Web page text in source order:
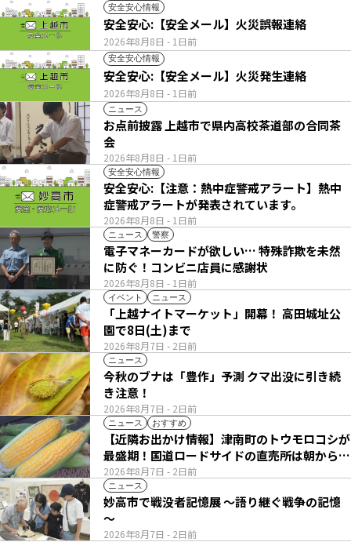
安全安心情報
2026年8月8日 - 1日前
安全安心:【安全メール】火災誤報連絡
安全安心情報
2026年8月8日 - 1日前
安全安心:【安全メール】火災発生連絡
ニュース
2026年8月8日 - 1日前
お点前披露 上越市で県内高校茶道部の合同茶
会
安全安心情報
2026年8月8日 - 1日前
安全安心:【注意：熱中症警戒アラート】熱中
症警戒アラートが発表されています。
ニュース 警察
2026年8月8日 - 1日前
電子マネーカードが欲しい… 特殊詐欺を未然
に防ぐ！コンビニ店員に感謝状
イベント ニュース
2026年8月7日 - 2日前
「上越ナイトマーケット」開幕！ 高田城址公
園で8日(土)まで
ニュース
2026年8月7日 - 2日前
今秋のブナは「豊作」予測 クマ出没に引き続
き注意！
ニュース おすすめ
2026年8月7日 - 2日前
【近隣お出かけ情報】津南町のトウモロコシが
最盛期！国道ロードサイドの直売所は朝から長
い列
ニュース
2026年8月7日 - 2日前
妙高市で戦没者記憶展 ～語り継ぐ戦争の記憶
～